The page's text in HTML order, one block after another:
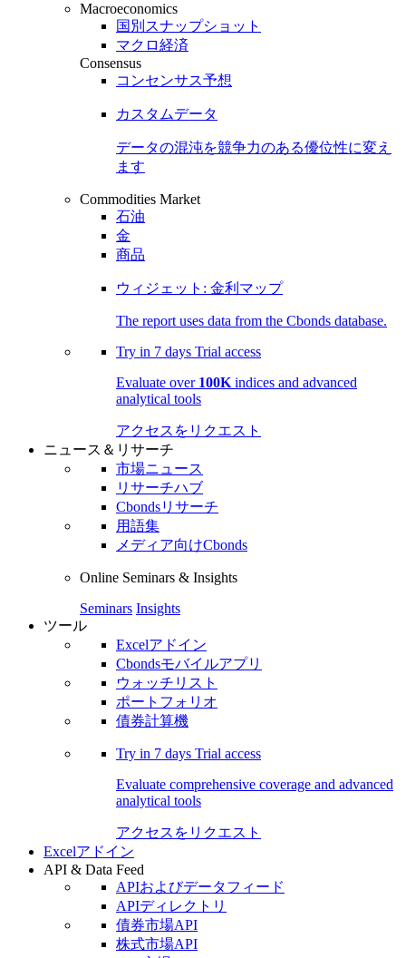
Macroeconomics
国別スナップショット
マクロ経済
Consensus
コンセンサス予想
カスタムデータ
データの混沌を競争力のある優位性に変え
ます
Commodities Market
石油
金
商品
ウィジェット: 金利マップ
The report uses data from the Cbonds database.
Try in 7 days Trial access
Evaluate over 100K indices and advanced
analytical tools
アクセスをリクエスト
ニュース＆リサーチ
市場ニュース
リサーチハブ
Cbondsリサーチ
用語集
メディア向けCbonds
Online Seminars & Insights
Seminars Insights
ツール
Excelアドイン
Cbondsモバイルアプリ
ウォッチリスト
ポートフォリオ
債券計算機
Try in 7 days Trial access
Evaluate comprehensive coverage and advanced
analytical tools
アクセスをリクエスト
Excelアドイン
API & Data Feed
APIおよびデータフィード
APIディレクトリ
債券市場API
株式市場API